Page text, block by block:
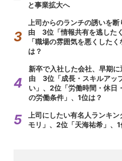
と事業拡大へ
上司からのランチの誘いを
由 3位「情報共有を逃した
「職場の雰囲気を悪くした
は？
新卒で入社した会社、早期
由 3位「成長・スキルアッ
い」、2位「労働時間・休日
の労働条件」、1位は？
上司にしたい有名人ランキ
モリ」、2位「天海祐希」、1